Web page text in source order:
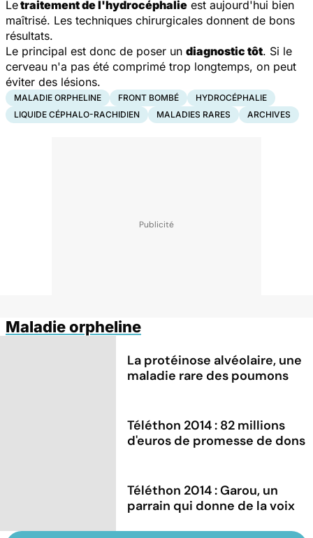
Letraitement de l'hydrocéphalie est aujourd'hui bien
maîtrisé. Les techniques chirurgicales donnent de bons
résultats.
Le principal est donc de poser un diagnostic tôt. Si le
cerveau n'a pas été comprimé trop longtemps, on peut
éviter des lésions.
MALADIE ORPHELINE FRONT BOMBÉ
HYDROCÉPHALIE
LIQUIDE CÉPHALO-RACHIDIEN
MALADIES RARES ARCHIVES
Maladie orpheline
La protéinose alvéolaire, une
maladie rare des poumons
Téléthon 2014 : 82 millions
d'euros de promesse de dons
Téléthon 2014 : Garou, un
parrain qui donne de la voix